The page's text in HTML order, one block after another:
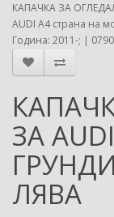
КАПАЧКА ЗА
AUDI A4 страна на
Година: 2011-; |
ЗА
ЛЯВА